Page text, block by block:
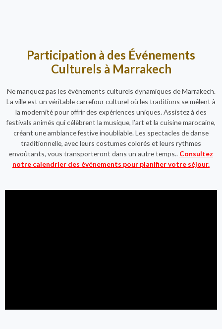
Participation à des Événements
Culturels à Marrakech
Ne manquez pas les événements culturels dynamiques de Marrakech.
La ville est un véritable carrefour culturel où les traditions se mêlent à
la modernité pour offrir des expériences uniques. Assistez à des
festivals animés qui célèbrent la musique, l’art et la cuisine marocaine,
créant une ambiance festive inoubliable. Les spectacles de danse
traditionnelle, avec leurs costumes colorés et leurs rythmes
envoûtants, vous transporteront dans un autre temps.. Consultez
notre calendrier des événements pour planifier votre séjour.